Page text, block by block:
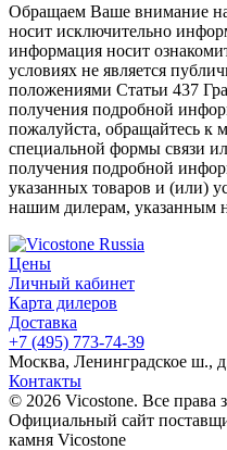
Обращаем Ваше внимание
носит исключительно
информация носит
условиях не является
положениями Статьи 437
получения подробной
пожалуйста, обращайтесь к
специальной формы связи
получения подробной
указанных товаров и (или)
нашим дилерам, указанным
Цены
Личный кабинет
Карта дилеров
Доставка
+7 (495) 773-74-39
Москва, Ленинградское ш.,
Контакты
© 2026 Vicostone. Все права
Официальный сайт
камня Vicostone